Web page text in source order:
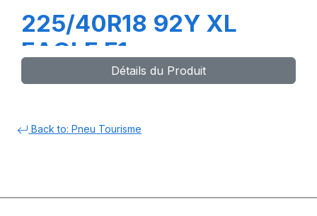
225/40R18 92Y XL
EAGLE F1
(Assymetrique)-GY-
Détails du Produit
Back to: Pneu Tourisme